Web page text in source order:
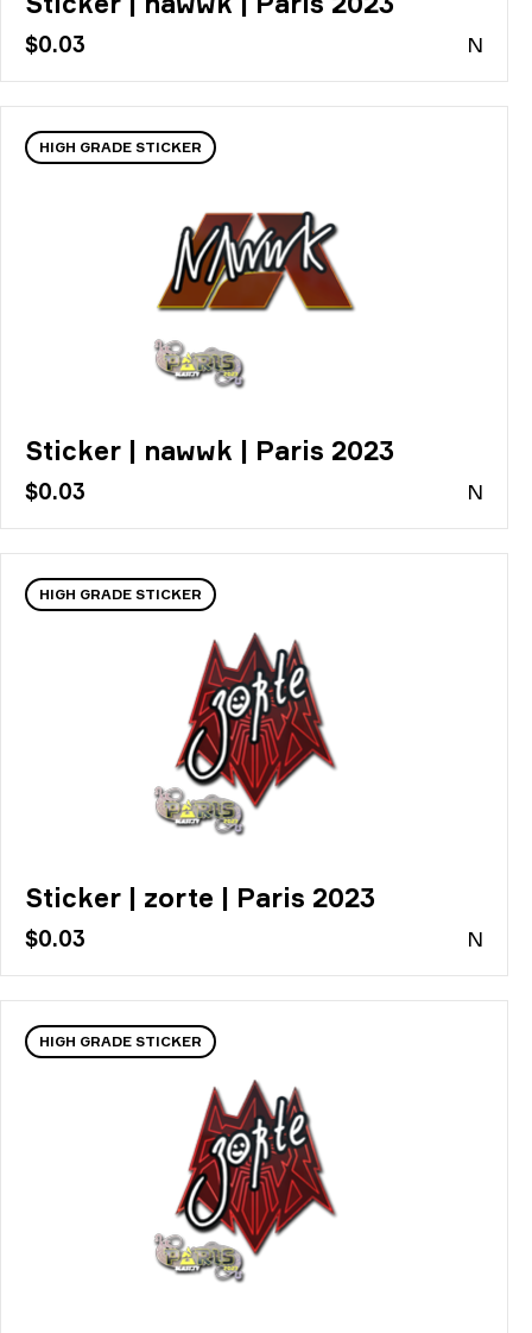
$0.03 N
HIGH GRADE STICKER
Sticker | nawwk | Paris 2023
$0.03 N
HIGH GRADE STICKER
Sticker | zorte | Paris 2023
$0.03 N
HIGH GRADE STICKER